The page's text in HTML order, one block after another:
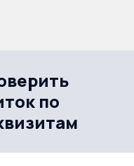
по